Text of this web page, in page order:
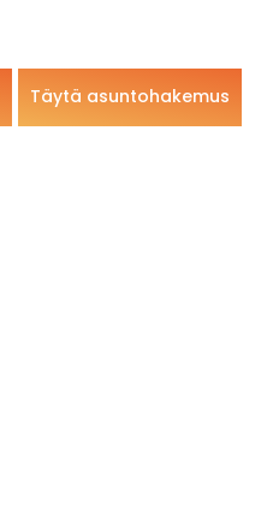
Täytä asuntohakemus